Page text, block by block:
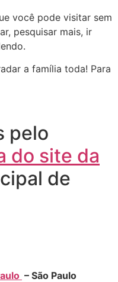
você pode visitar sem
pesquisar mais, ir
a família toda! Para
pelo
do site da
de
– São Paulo